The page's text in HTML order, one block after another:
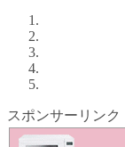
スポンサーリンク